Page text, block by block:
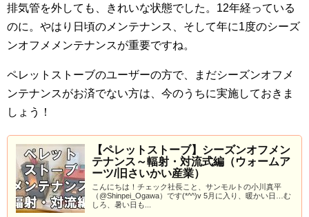
排気管を外しても、きれいな状態でした。12年経っている
のに。やはり日頃のメンテナンス、そして年に1度のシーズ
ンオフメメンテナンスが重要ですね。
ペレットストーブのユーザーの方で、まだシーズンオフメ
ンテナンスがお済でない方は、今のうちに実施しておきま
しょう！
【ペレットストーブ】シーズンオフメン
テナンス～輻射・対流式編（ウォームア
ーツ/旧さいかい産業）
こんにちは！チェック社長こと、サンモルトの小川真平
（@Shinpei_Ogawa）です(*^^)v 5月に入り、暖かい日…む
しろ、暑い日も...